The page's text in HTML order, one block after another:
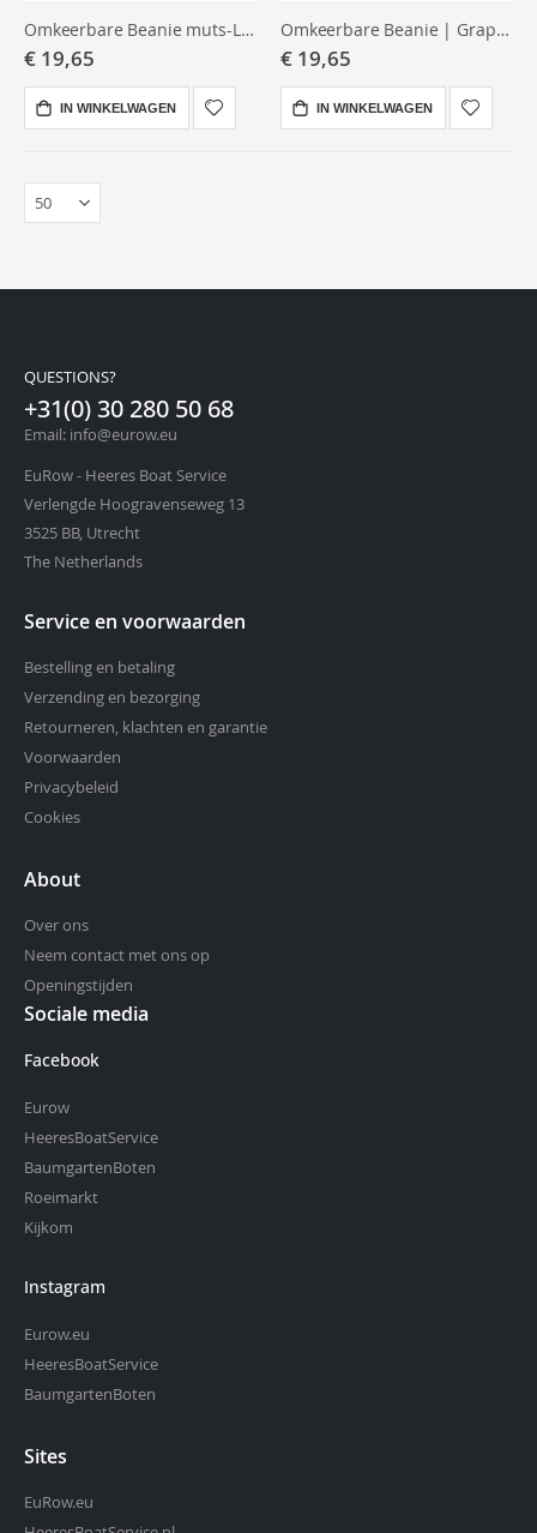
Omkeerbare Beanie muts-Limeade- voor lang haar
€ 19,65
IN WINKELWAGEN
Omkeerbare Beanie | Graphite - Hi viz yellow
€ 19,65
IN WINKELWAGEN
QUESTIONS?
+31(0) 30 280 50 68
Email: info@eurow.eu
EuRow - Heeres Boat Service
Verlengde Hoogravenseweg 13
3525 BB, Utrecht
The Netherlands
Service en voorwaarden
Bestelling en betaling
Verzending en bezorging
Retourneren, klachten en garantie
Voorwaarden
Privacybeleid
Cookies
About
Over ons
Neem contact met ons op
Openingstijden
Sociale media
Facebook
Eurow
HeeresBoatService
BaumgartenBoten
Roeimarkt
Kijkom
Instagram
Eurow.eu
HeeresBoatService
BaumgartenBoten
Sites
EuRow.eu